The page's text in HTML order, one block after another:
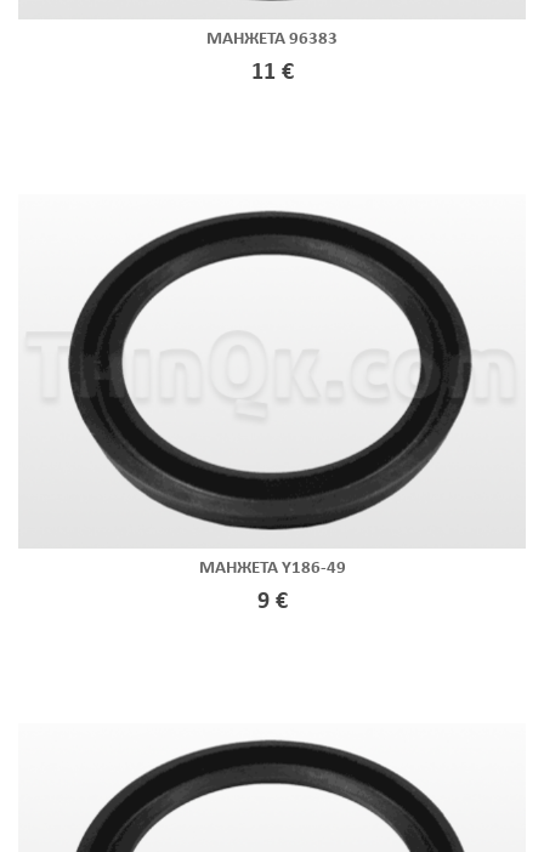
МАНЖЕТА 96383
11 €
МАНЖЕТА Y186-49
9 €